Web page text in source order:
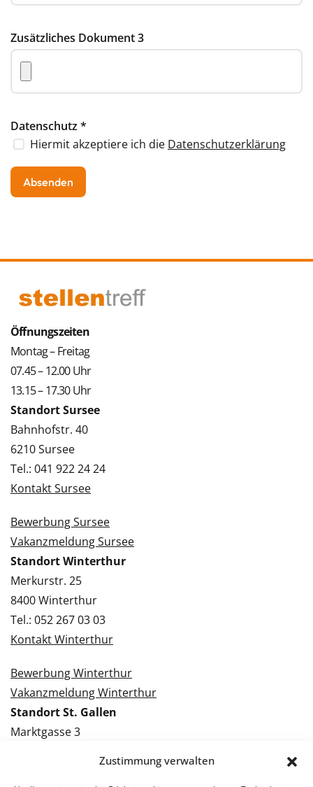
Zustimmung verwalten
Zusätzliches Dokument 3
Datenschutz*
Hiermit akzeptiere ich die Datenschutzerklärung
Öffnungszeiten
Montag – Freitag
07.45 – 12.00 Uhr
13.15 – 17.30 Uhr
Standort Sursee
Bahnhofstr. 40
6210 Sursee
Tel.: 041 922 24 24
Kontakt Sursee
Bewerbung Sursee
Vakanzmeldung Sursee
Standort Winterthur
Merkurstr. 25
8400 Winterthur
Tel.: 052 267 03 03
Kontakt Winterthur
Bewerbung Winterthur
Vakanzmeldung Winterthur
Standort St. Gallen
Marktgasse 3